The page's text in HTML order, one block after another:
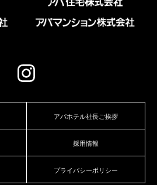
アパホテル社長ご挨拶
採用情報
プライバシーポリシー